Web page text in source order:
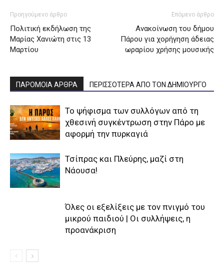
Προηγούμενο άρθρο
Πολιτική εκδήλωση της
Μαρίας Χανιώτη στις 13
Μαρτίου
Επόμενο άρθρο
Ανακοίνωση του δήμου
Πάρου για χορήγηση άδειας
ωραρίου χρήσης μουσικής
ΠΑΡΟΜΟΙΑ ΑΡΘΡΑ ΠΕΡΙΣΣΟΤΕΡΑ ΑΠΟ ΤΟΝ ΔΗΜΙΟΥΡΓΟ
Το ψήφισμα των συλλόγων από τη
χθεσινή συγκέντρωση στην Πάρο με
αφορμή την πυρκαγιά
Τσίπρας και Πλεύρης, μαζί στη
Νάουσα!
Όλες οι εξελίξεις με τον πνιγμό του
μικρού παιδιού | Οι συλλήψεις, η
προανάκριση